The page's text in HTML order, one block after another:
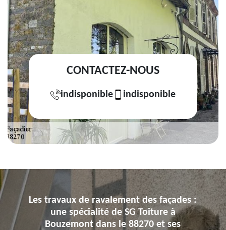
CONTACTEZ-NOUS
indisponible indisponible
Les travaux de ravalement des façades :
une spécialité de SG Toiture à
Bouzemont dans le 88270 et ses